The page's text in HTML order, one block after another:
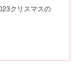
クリスマスの